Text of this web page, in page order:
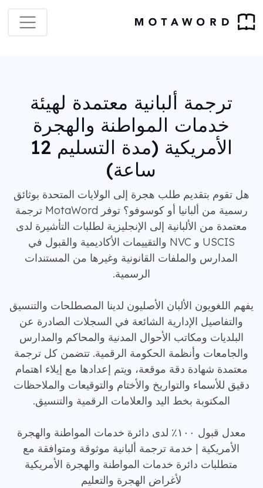
ترجمة ألبانية معتمدة لهيئة
خدمات المواطنة والهجرة
الأمريكية (مدة التسليم 12
ساعة)
هل تقوم بتقديم طلب هجرة إلى الولايات المتحدة بوثائق
رسمية من ألبانيا أو كوسوفو؟ توفر MotaWord ترجمة
معتمدة من الألبانية إلى الإنجليزية لطلبات التأشيرة لدى
USCIS و NVC والتقييمات الأكاديمية والقبول في
المدارس والملفات القانونية وغيرها من المستندات
الرسمية.
يفهم اللغويون الألبان الأصليون لدينا المصطلحات والتنسيق
والتفاصيل الإدارية الشائعة في السجلات الصادرة عن
البلديات ومكاتب الأحوال المدنية والمحاكم والمدارس
والجامعات وأنظمة الحكومة الرقمية. تتضمن كل ترجمة
معتمدة شهادة دقة موقعة، ويتم إعدادها مع إيلاء اهتمام
دقيق للأسماء والتواريخ والأختام والتوقيعات والملاحظات
المكتوبة بخط اليد والعلامات الرقمية والتنسيق.
معدل قبول ١٠٠٪ لدى دائرة خدمات المواطنة والهجرة
الأمريكية | خدمة ترجمة ألبانية موثوقة ومتوافقة مع
متطلبات دائرة خدمات المواطنة والهجرة الأمريكية
لأغراض الهجرة والتعليم